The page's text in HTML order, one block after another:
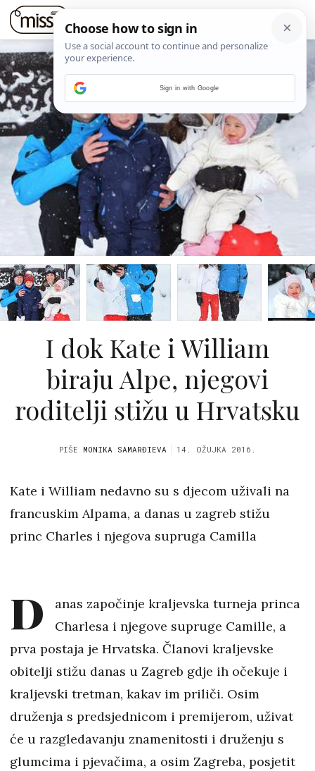
I dok Kate i William
biraju Alpe, njegovi
roditelji stižu u Hrvatsku
PIŠE MONIKA SAMARĐIEVA 14. OŽUJKA 2016.
Kate i William nedavno su s djecom uživali na
francuskim Alpama, a danas u zagreb stižu
princ Charles i njegova supruga Camilla
D
anas započinje kraljevska turneja princa
Charlesa i njegove supruge Camille, a
prva postaja je Hrvatska. Članovi kraljevske
obitelji stižu danas u Zagreb gdje ih očekuje i
kraljevski tretman, kakav im priliči. Osim
druženja s predsjednicom i premijerom, uživat
će u razgledavanju znamenitosti i druženju s
glumcima i pjevačima, a osim Zagreba, posjetit
Sign in with Google